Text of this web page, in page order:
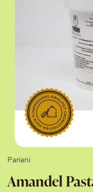
Pariani
Amandel